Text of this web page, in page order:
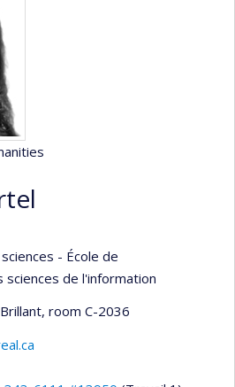
- École de
de l'information
, room C-2036